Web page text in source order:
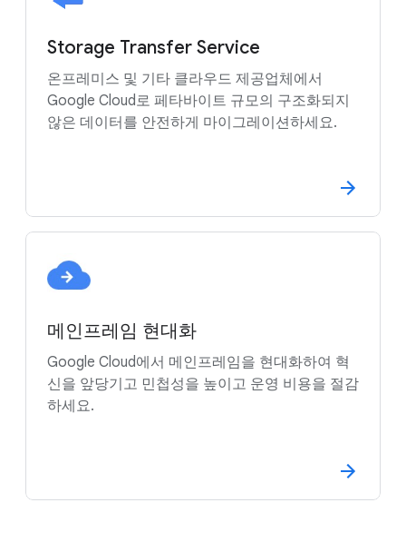
Storage Transfer Service
온프레미스 및 기타 클라우드 제공업체에서
Google Cloud로 페타바이트 규모의 구조화되지
않은 데이터를 안전하게 마이그레이션하세요.
메인프레임 현대화
Google Cloud에서 메인프레임을 현대화하여 혁
신을 앞당기고 민첩성을 높이고 운영 비용을 절감
하세요.